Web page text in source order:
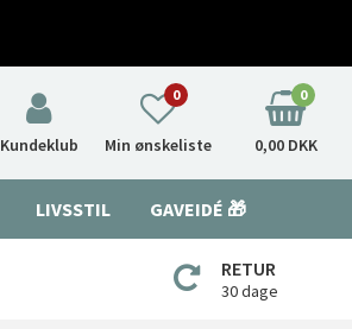
Kundeklub Min ønskeliste
0 0
0,00 DKK
LIVSSTIL GAVEIDÉ 🎁
RETUR
30 dage